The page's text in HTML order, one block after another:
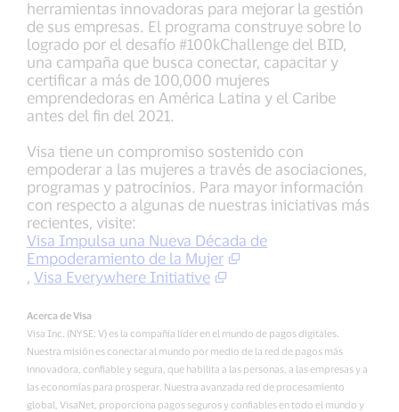
herramientas innovadoras para mejorar la gestión
de sus empresas. El programa construye sobre lo
logrado por el desafío #100kChallenge del BID,
una campaña que busca conectar, capacitar y
certificar a más de 100,000 mujeres
emprendedoras en América Latina y el Caribe
antes del fin del 2021.
Visa tiene un compromiso sostenido con
empoderar a las mujeres a través de asociaciones,
programas y patrocinios. Para mayor información
con respecto a algunas de nuestras iniciativas más
recientes, visite:
Visa Impulsa una Nueva Década de
Empoderamiento de la Mujer
, Visa Everywhere Initiative
Acerca de Visa
Visa Inc. (NYSE: V) es la compañía líder en el mundo de pagos digitales.
Nuestra misión es conectar al mundo por medio de la red de pagos más
innovadora, confiable y segura, que habilita a las personas, a las empresas y a
las economías para prosperar. Nuestra avanzada red de procesamiento
global, VisaNet, proporciona pagos seguros y confiables en todo el mundo y